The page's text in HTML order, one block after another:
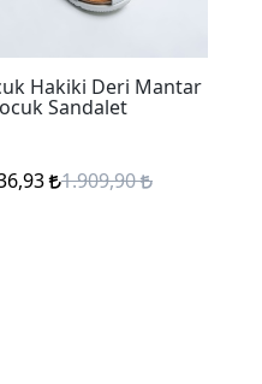
Hakiki Deri Mantar
Sandalet
1.909,90